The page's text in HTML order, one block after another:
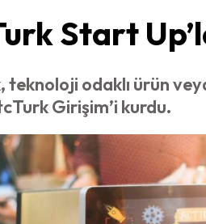
Start
teknoloji odaklı ürün
Girişim’i kurdu.